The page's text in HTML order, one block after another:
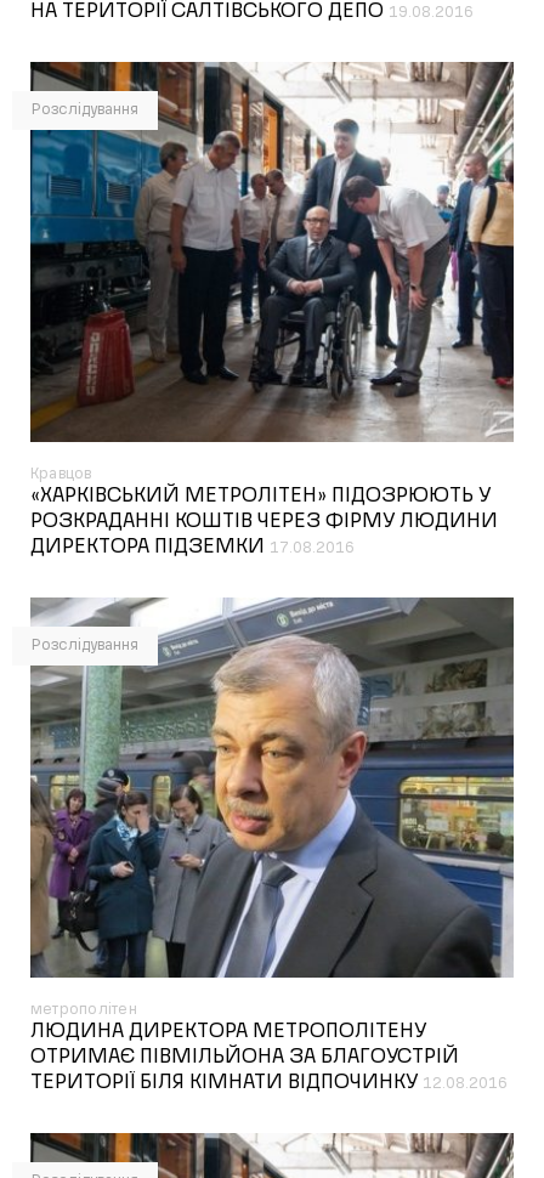
НА ТЕРИТОРІЇ САЛТІВСЬКОГО ДЕПО 19.08.2016
Розслідування
Кравцов
«ХАРКІВСЬКИЙ МЕТРОЛІТЕН» ПІДОЗРЮЮТЬ У
РОЗКРАДАННІ КОШТІВ ЧЕРЕЗ ФІРМУ ЛЮДИНИ
ДИРЕКТОРА ПІДЗЕМКИ
17.08.2016
Розслідування
метрополітен
ЛЮДИНА ДИРЕКТОРА МЕТРОПОЛІТЕНУ
ОТРИМАЄ ПІВМІЛЬЙОНА ЗА БЛАГОУСТРІЙ
ТЕРИТОРІЇ БІЛЯ КІМНАТИ ВІДПОЧИНКУ 12.08.2016